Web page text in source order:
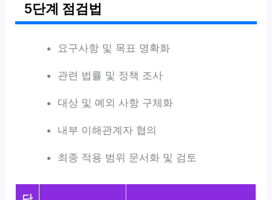
5단계 점검법
요구사항 및 목표 명확화
관련 법률 및 정책 조사
대상 및 예외 사항 구체화
내부 이해관계자 협의
최종 적용 범위 문서화 및 검토